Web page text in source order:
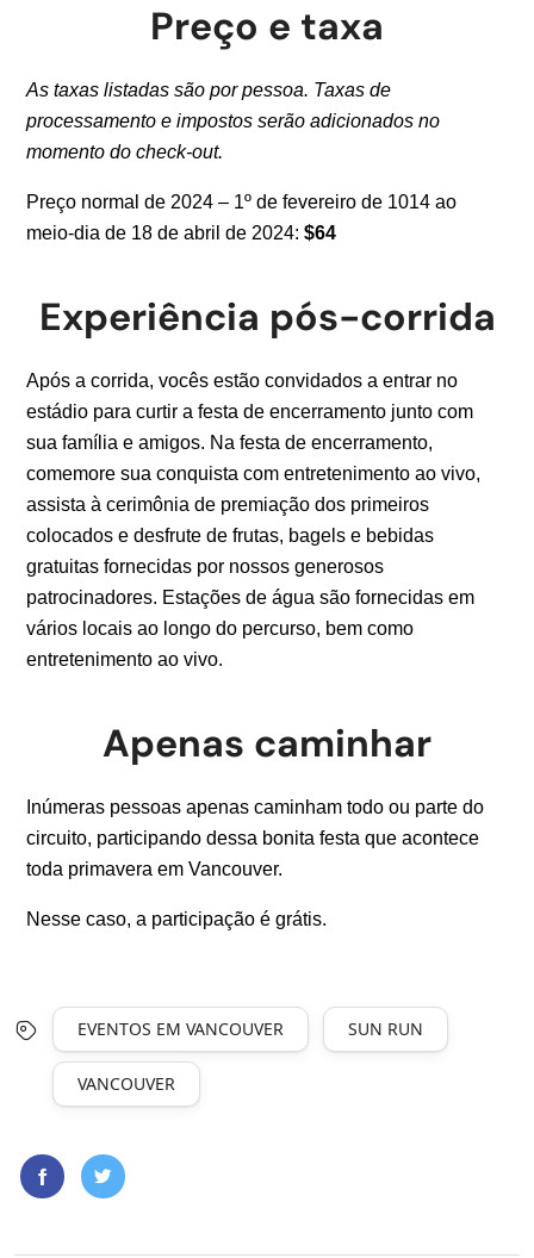
Preço e taxa
As taxas listadas são por pessoa. Taxas de
processamento e impostos serão adicionados no
momento do check-out.
Preço normal de 2024 – 1º de fevereiro de 1014 ao
meio-dia de 18 de abril de 2024: $64
Experiência pós-corrida
Após a corrida, vocês estão convidados a entrar no
estádio para curtir a festa de encerramento junto com
sua família e amigos. Na festa de encerramento,
comemore sua conquista com entretenimento ao vivo,
assista à cerimônia de premiação dos primeiros
colocados e desfrute de frutas, bagels e bebidas
gratuitas fornecidas por nossos generosos
patrocinadores. Estações de água são fornecidas em
vários locais ao longo do percurso, bem como
entretenimento ao vivo.
Apenas caminhar
Inúmeras pessoas apenas caminham todo ou parte do
circuito, participando dessa bonita festa que acontece
toda primavera em Vancouver.
Nesse caso, a participação é grátis.
EVENTOS EM VANCOUVER SUN RUN
VANCOUVER